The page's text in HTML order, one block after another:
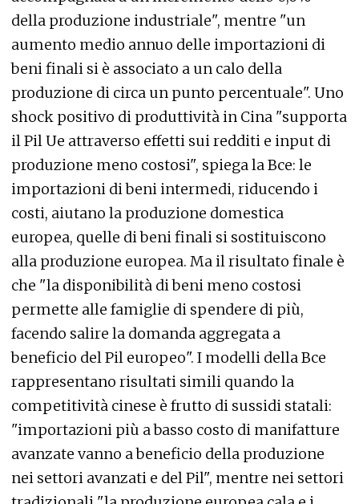
della produzione industriale", mentre "un
aumento medio annuo delle importazioni di
beni finali si è associato a un calo della
produzione di circa un punto percentuale". Uno
shock positivo di produttività in Cina "supporta
il Pil Ue attraverso effetti sui redditi e input di
produzione meno costosi", spiega la Bce: le
importazioni di beni intermedi, riducendo i
costi, aiutano la produzione domestica
europea, quelle di beni finali si sostituiscono
alla produzione europea. Ma il risultato finale è
che "la disponibilità di beni meno costosi
permette alle famiglie di spendere di più,
facendo salire la domanda aggregata a
beneficio del Pil europeo". I modelli della Bce
rappresentano risultati simili quando la
competitività cinese è frutto di sussidi statali:
"importazioni più a basso costo di manifatture
avanzate vanno a beneficio della produzione
nei settori avanzati e del Pil", mentre nei settori